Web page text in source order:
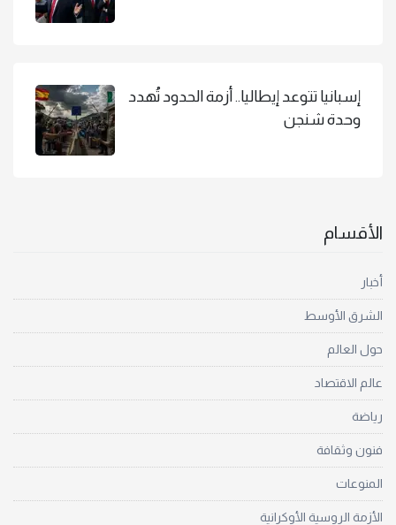
إسبانيا تتوعد إيطاليا.. أزمة الحدود تُهدد
وحدة شنجن
الأقسام
أخبار
الشرق الأوسط
حول العالم
عالم الاقتصاد
رياضة
فنون وثقافة
المنوعات
الأزمة الروسية الأوكرانية